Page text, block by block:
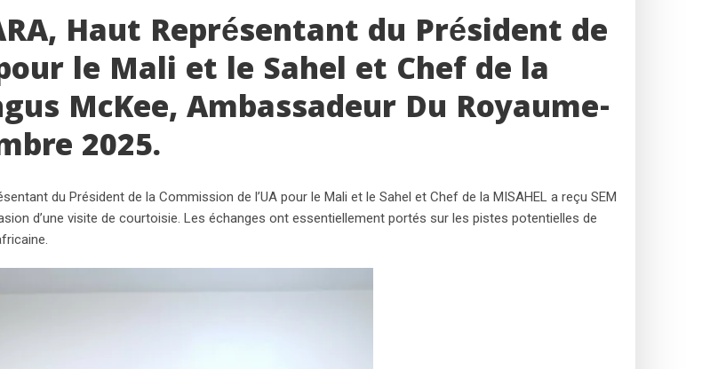
Haut Représentant du Président de
le Mali et le Sahel et Chef de la
McKee, Ambassadeur Du Royaume-
2025.
du Président de la Commission de l’UA pour le Mali et le Sahel et Chef de la MISAHEL a reçu SEM
d’une visite de courtoisie. Les échanges ont essentiellement portés sur les pistes potentielles de